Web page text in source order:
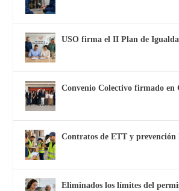
USO firma el II Plan de
Convenio Colectivo firmado en
Contratos de ETT y prevención
Eliminados los límites del